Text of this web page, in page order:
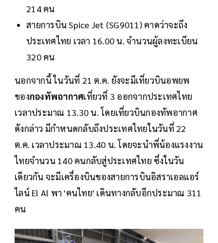
214 คน
สายการบิน Spice Jet (SG9011) คาดว่าจะถึง
ประเทศไทย เวลา 16.00 น. จำนวนผู้ลงทะเบียน
320 คน
นอกจากนี้ ในวันที่ 21 ต.ค. ยังจะมีเที่ยวบินอพยพ
ของกองทัพอากาศเที่ยวที่ 3 ออกจากประเทศไทย
เวลาประมาณ 13.30 น. โดยเที่ยวบินกองทัพอากาศ
ดังกล่าว มีกำหนดกลับถึงประเทศไทยในวันที่ 22
ต.ค. เวลาประมาณ 13.40 น. โดยจะนำพี่น้องแรงงาน
ไทยจำนวน 140 คนกลับสู่ประเทศไทย ซึ่งในวัน
เดียวกัน จะมีเครื่องบินของสายการบินอิสราเอลแอร์
ไลน์ El Al พา 'คนไทย' เดินทางกลับอีกประมาณ 311
คน